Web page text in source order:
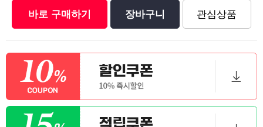
바로 구매하기 장바구니 관심상품